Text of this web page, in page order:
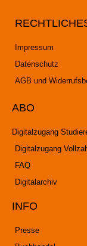
Impressum
Datenschutz
AGB und
ABO
Digitalzugang
Digitalzugang
FAQ
Digitalarchiv
INFO
Presse